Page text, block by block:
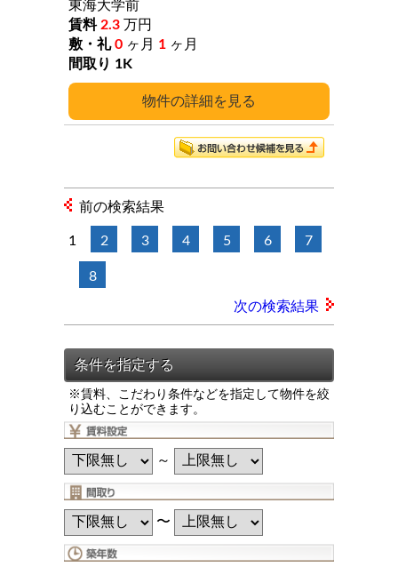
詳細
東海大学前
2.3 万円
0 ヶ月 1 ヶ月
1K
前の検索結果
1 2 3 4 5 6 7
8
次の検索結果
※賃料、こだわり条件などを指定して物件を絞
り込むことができます。
～
〜